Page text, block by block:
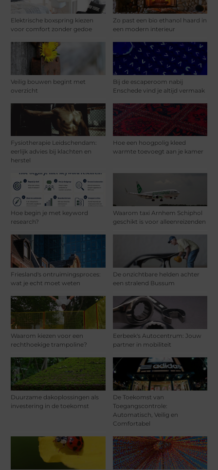
Elektrische boxspring kiezen
voor comfort zonder gedoe
Zo past een bio ethanol haard in
een modern interieur
Veilig bouwen begint met
overzicht
Bij de escaperoom nabij
Enschede vind je altijd vermaak
Fysiotherapie Leidschendam:
eerlijk advies bij klachten en
herstel
Hoe een hoogpolig kleed
warmte toevoegt aan je kamer
Hoe begin je met keyword
research?
Waarom taxi Arnhem Schiphol
geschikt is voor alleenreizenden
Friesland's ontruimingsproces:
wat je echt moet weten
De onzichtbare helden achter
een stralend Bussum
Waarom kiezen voor een
rechthoekige trampoline?
Eerbeek's Autocentrum: Jouw
partner in mobiliteit
Duurzame dakoplossingen als
investering in de toekomst
De Toekomst van
Toegangscontrole:
Automatisch, Veilig en
Comfortabel